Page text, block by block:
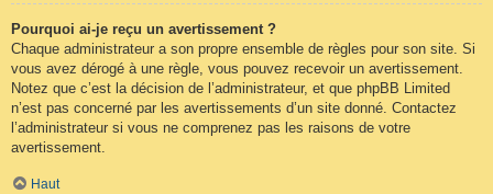
Pourquoi ai-je reçu un avertissement ?
Chaque administrateur a son propre ensemble de règles pour son site. Si
vous avez dérogé à une règle, vous pouvez recevoir un avertissement.
Notez que c’est la décision de l’administrateur, et que phpBB Limited
n’est pas concerné par les avertissements d’un site donné. Contactez
l’administrateur si vous ne comprenez pas les raisons de votre
avertissement.
Haut